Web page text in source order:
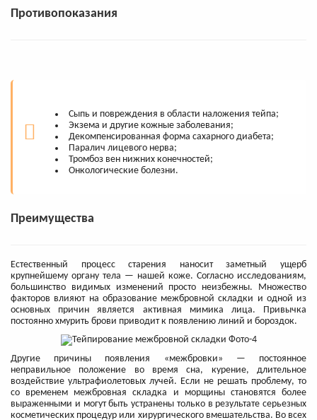
Противопоказания
Сыпь и повреждения в области наложения тейпа;
Экзема и другие кожные заболевания;
Декомпенсированная форма сахарного диабета;
Паралич лицевого нерва;
Тромбоз вен нижних конечностей;
Онкологические болезни.
Преимущества
Естественный процесс старения наносит заметный ущерб
крупнейшему органу тела — нашей коже. Согласно исследованиям,
большинство видимых изменений просто неизбежны. Множество
факторов влияют на образование межбровной складки и одной из
основных причин является активная мимика лица. Привычка
постоянно хмурить брови приводит к появлению линий и бороздок.
Другие причины появления «межбровки» — постоянное
неправильное положение во время сна, курение, длительное
воздействие ультрафиолетовых лучей. Если не решать проблему, то
со временем межбровная складка и морщины становятся более
выраженными и могут быть устранены только в результате серьезных
косметических процедур или хирургического вмешательства. Во всех